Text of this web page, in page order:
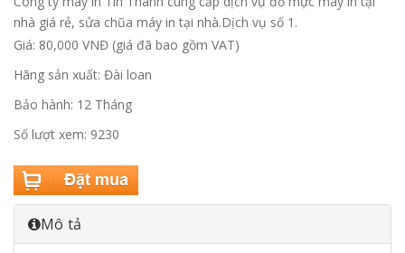
nhà giá rẻ, sửa chũa máy in tại nhà.Dịch vụ số 1.
Giá: 80,000 VNĐ (giá đã bao gồm VAT)
Hãng sản xuất: Đài loan
Bảo hành: 12 Tháng
Số lượt xem: 9230
Mô tả